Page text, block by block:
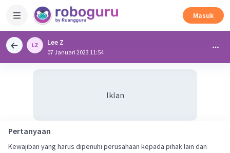
Masuk
Lee Z
07 Januari 2023 11:54
Iklan
Pertanyaan
Kewajiban yang harus dipenuhi perusahaan kepada pihak lain dan